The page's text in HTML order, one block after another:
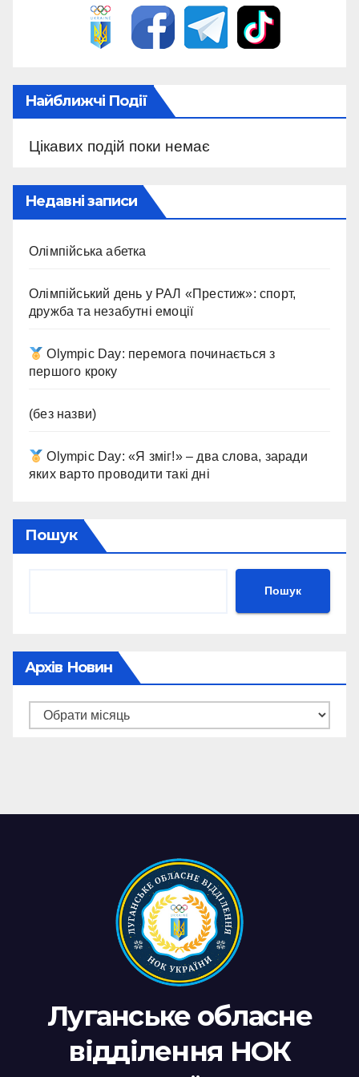
Найближчі Події
Цікавих подій поки немає
Недавні записи
Олімпійська абетка
Олімпійський день у РАЛ «Престиж»: спорт,
дружба та незабутні емоції
Olympic Day: перемога починається з
першого кроку
(без назви)
Olympic Day: «Я зміг!» – два слова, заради
яких варто проводити такі дні
Пошук
Пошук
Архів Новин
Архів
Луганське обласне
відділення НОК